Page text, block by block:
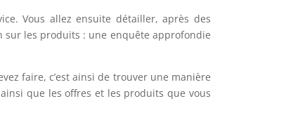
Vous allez ensuite détailler, après des
sur les produits : une enquête approfondie
faire, c’est ainsi de trouver une manière
que les offres et les produits que vous